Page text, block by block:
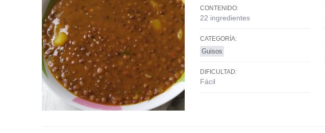
CONTENIDO:
22 ingredientes
CATEGORÍA:
Guisos
DIFICULTAD:
Fácil